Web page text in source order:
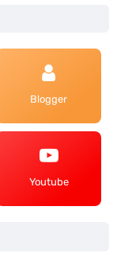
Blogger
Youtube